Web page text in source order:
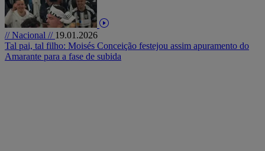
// Nacional // 19.01.2026
Tal pai, tal filho: Moisés Conceição festejou assim apuramento do
Amarante para a fase de subida